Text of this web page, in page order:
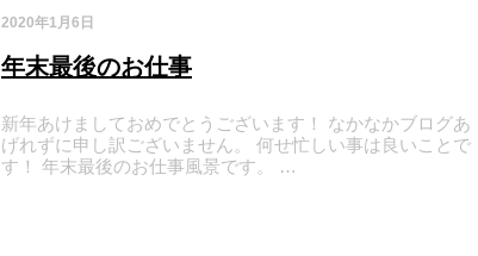
2020年1月6日
年末最後のお仕事
新年あけましておめでとうございます！ なかなかブログあ
げれずに申し訳ございません。 何せ忙しい事は良いことで
す！ 年末最後のお仕事風景です。 …